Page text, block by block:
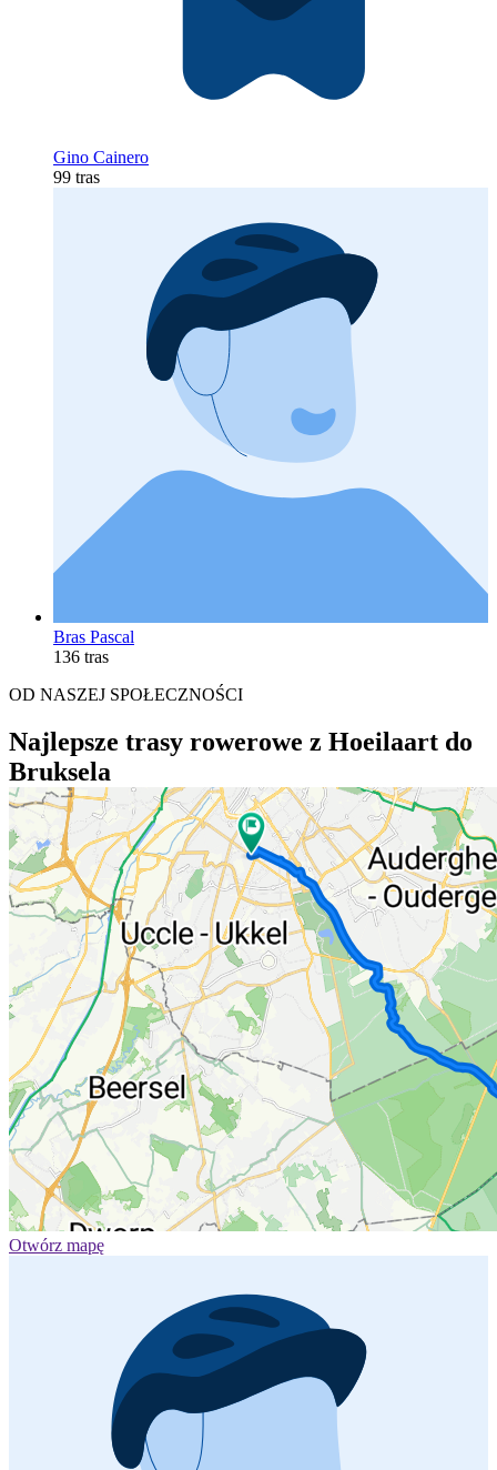
Gino Cainero
99 tras
Bras Pascal
136 tras
OD NASZEJ SPOŁECZNOŚCI
Najlepsze trasy rowerowe z Hoeilaart do
Bruksela
Otwórz mapę